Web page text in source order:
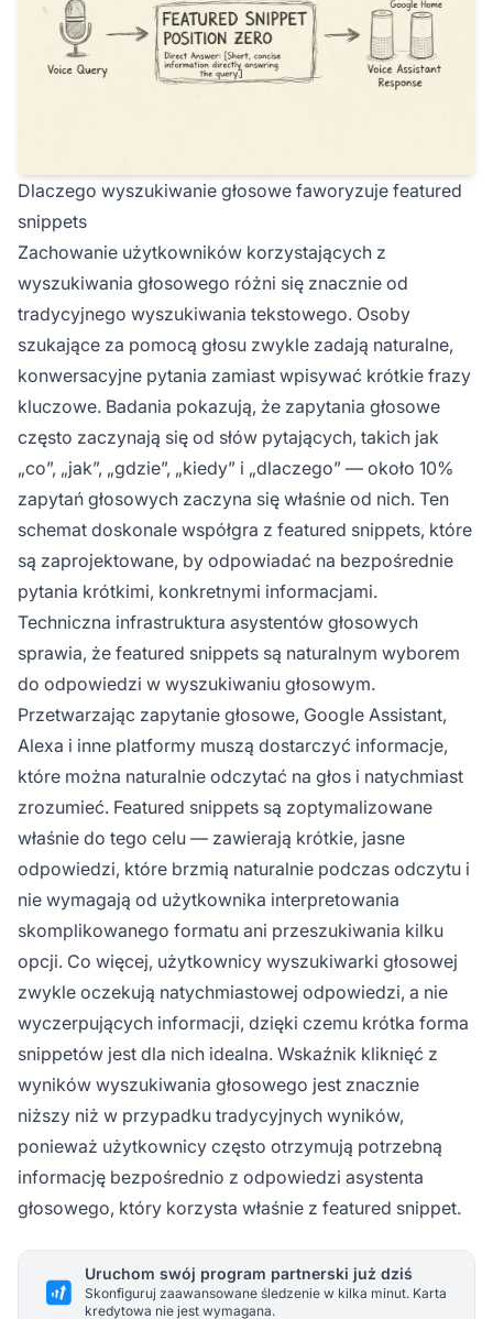
Dlaczego wyszukiwanie głosowe faworyzuje featured
snippets
Zachowanie użytkowników korzystających z
wyszukiwania głosowego różni się znacznie od
tradycyjnego wyszukiwania tekstowego. Osoby
szukające za pomocą głosu zwykle zadają naturalne,
konwersacyjne pytania zamiast wpisywać krótkie frazy
kluczowe. Badania pokazują, że zapytania głosowe
często zaczynają się od słów pytających, takich jak
„co”, „jak”, „gdzie”, „kiedy” i „dlaczego” — około 10%
zapytań głosowych zaczyna się właśnie od nich. Ten
schemat doskonale współgra z featured snippets, które
są zaprojektowane, by odpowiadać na bezpośrednie
pytania krótkimi, konkretnymi informacjami.
Techniczna infrastruktura asystentów głosowych
sprawia, że featured snippets są naturalnym wyborem
do odpowiedzi w wyszukiwaniu głosowym.
Przetwarzając zapytanie głosowe, Google Assistant,
Alexa i inne platformy muszą dostarczyć informacje,
które można naturalnie odczytać na głos i natychmiast
zrozumieć. Featured snippets są zoptymalizowane
właśnie do tego celu — zawierają krótkie, jasne
odpowiedzi, które brzmią naturalnie podczas odczytu i
nie wymagają od użytkownika interpretowania
skomplikowanego formatu ani przeszukiwania kilku
opcji. Co więcej, użytkownicy wyszukiwarki głosowej
zwykle oczekują natychmiastowej odpowiedzi, a nie
wyczerpujących informacji, dzięki czemu krótka forma
snippetów jest dla nich idealna. Wskaźnik kliknięć z
wyników wyszukiwania głosowego jest znacznie
niższy niż w przypadku tradycyjnych wyników,
ponieważ użytkownicy często otrzymują potrzebną
informację bezpośrednio z odpowiedzi asystenta
głosowego, który korzysta właśnie z featured snippet.
Uruchom swój program partnerski już dziś
Skonfiguruj zaawansowane śledzenie w kilka minut. Karta
kredytowa nie jest wymagana.